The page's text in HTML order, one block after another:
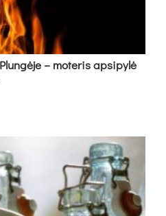
– mo­te­ris ap­si­py­lė